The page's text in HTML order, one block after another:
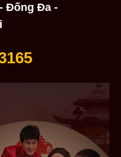
Đống Đa -